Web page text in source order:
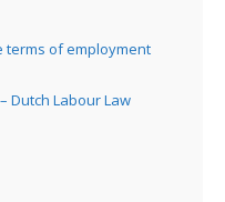
terms of employment
Dutch Labour Law